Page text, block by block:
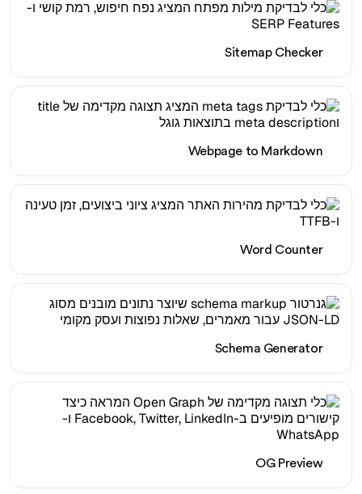
Sitemap Checker
Webpage to Markdown
Word Counter
Schema Generator
OG Preview